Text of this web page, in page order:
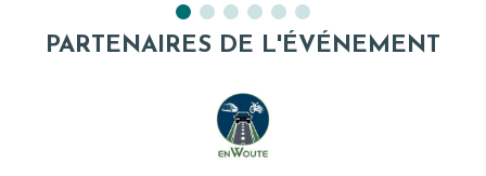
PARTENAIRES DE L'ÉVÉNEMENT